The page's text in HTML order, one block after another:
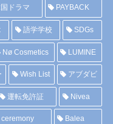
ドラマ PAYBACK
語学学校 SDGs
Nø Cosmetics LUMINE
Wish List アブダビ
運転免許証 Nivea
Balea